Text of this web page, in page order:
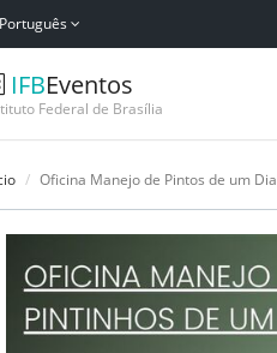
Português
IFBEventos
Federal de Brasília
Oficina Manejo de Pintos de um Dia